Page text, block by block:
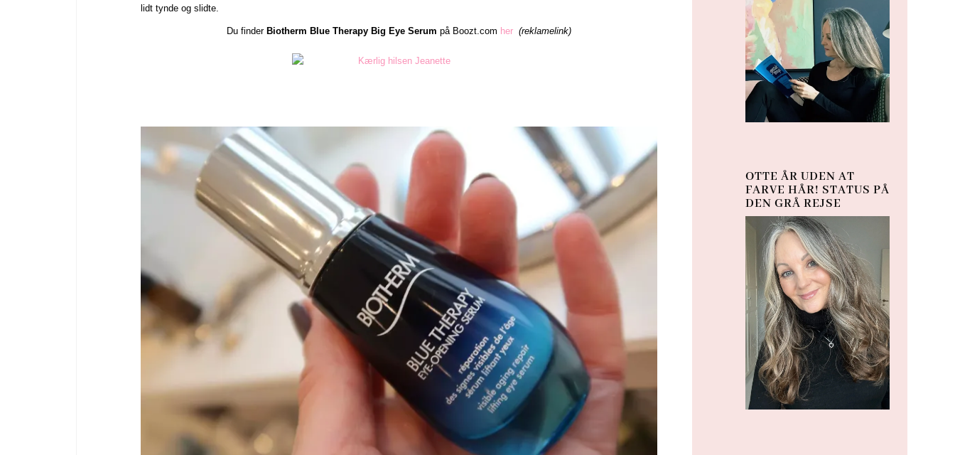
lidt tynde og slidte.
Du finder Biotherm Blue Therapy Big Eye Serum på Boozt.com her (reklamelink)
OTTE ÅR UDEN AT
FARVE HÅR! STATUS PÅ
DEN GRÅ REJSE